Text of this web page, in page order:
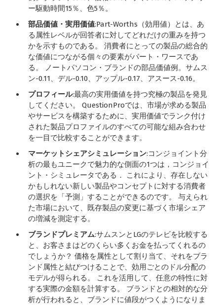
ー駆動時間15％、色5％。
部品価値・実用価値:Part-Worths（効用値）とは、あ
る属性レベルが回答者に対してどれだけの重みを持つ
かを示すものである。 消費者にとっての製品の総合的
な価値につながる個々の要素がパート・ワースであ
る。 ノートパソコン・ブランドの部品価値例。サムス
ン-0.11、デル-0.10、アップル-0.17、アスース-0.16。
プロフィール:最高の実用価値を持つ究極の製品を発見
してください。 QuestionProでは、市場が求める製品
やサービスを構築するために、実用価値でランク付け
された製品プロファイルのすべての可能な組み合わせ
を一目で比較することができます。
マーケットシェアシミュレーション:コンジョイント分
析の最もユニークで魅力的な側面の1つは，コンジョイ
ント・シミュレータである． これにより、存在しない
かもしれない新しい製品やコンセプトに対する消費者
の選択を「予測」することができるのです。 与えられ
た市場において、既存製品の変更に基づく市場シェア
の増減を測定する。
ブランドプレミアム:サムスンとLGのテレビを比較する
と、お客さまはどのくらい多くお金を払ってくれるの
でしょうか？ 価格を属性として割り当て、それをブラ
ンド属性と結びつけることで、効用ごとのドル分配の
モデルが得られる。 これを活用して、任意の特性に対
する実際の金額を計算する。 ブランドとの相対的な分
析が行われると、ブランドに値段がつくようになりま